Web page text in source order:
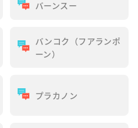
バーンスー
バンコク（フアランポ
ーン）
プラカノン